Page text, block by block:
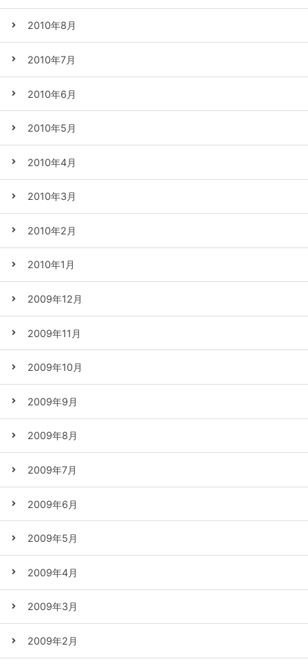
2010年8月
2010年7月
2010年6月
2010年5月
2010年4月
2010年3月
2010年2月
2010年1月
2009年12月
2009年11月
2009年10月
2009年9月
2009年8月
2009年7月
2009年6月
2009年5月
2009年4月
2009年3月
2009年2月